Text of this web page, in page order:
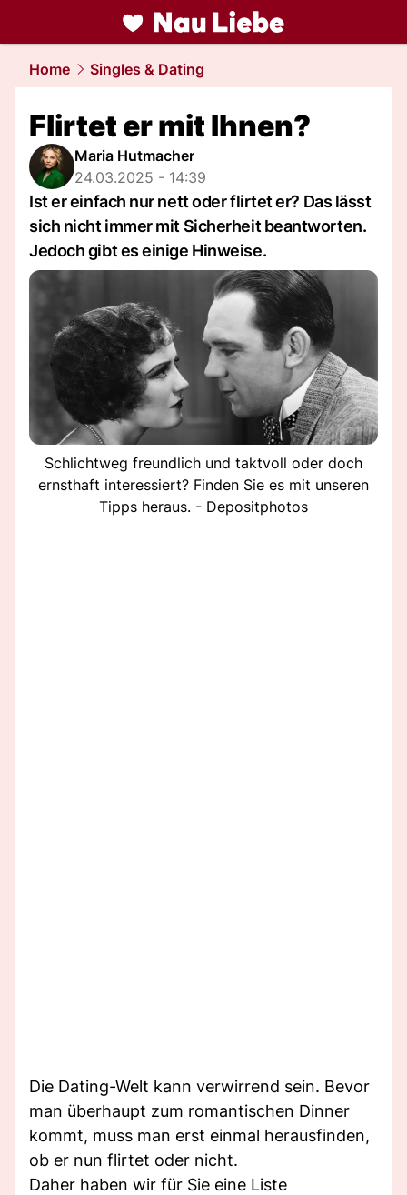
liebe.NAU.ch
Home Singles & Dating
Flirtet er mit Ihnen?
Maria Hutmacher
24.03.2025 - 14:39
Ist er einfach nur nett oder flirtet er? Das lässt
sich nicht immer mit Sicherheit beantworten.
Jedoch gibt es einige Hinweise.
Schlichtweg freundlich und taktvoll oder doch
ernsthaft interessiert? Finden Sie es mit unseren
Tipps heraus. - Depositphotos
Die Dating-Welt kann verwirrend sein. Bevor
man überhaupt zum romantischen Dinner
kommt, muss man erst einmal herausfinden,
ob er nun flirtet oder nicht.
Daher haben wir für Sie eine Liste